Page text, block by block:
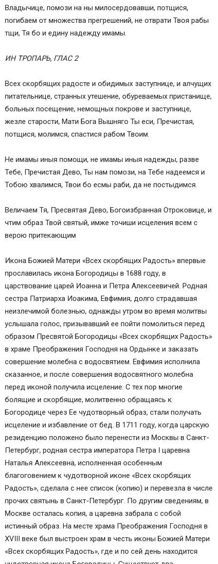
Владычице, помози на ны милосердовавши, потщися,
погибаем от множества прегрешений, не отврати Твоя рабы
тщи, Тя бо и едину надежду имамы.
ИН ТРОПАРЬ, ГЛАС 2
Всех скорбящих радосте и обидимых заступнице, и алчущих
питательнице, странных утешение, обуреваемых пристанище,
больных посещение, немощных покрове и заступнице,
жезле старости, Мати Бога Вышняго Ты еси, Пречистая,
потщися, молимся, спастися рабом Твоим.
Не имамы иныя помощи, не имамы иныя надежды, разве
Тебе, Пречистая Дево, Ты нам помози, на Тебе надеемся и
Тобою хвалимся, Твои бо есмы раби, да не постыдимся.
Величаем Тя, Пресвятая Дево, Богоизбранная Отроковице, и
чтим образ Твой святый, имже точиши исцеления всем с
верою притекающим
Икона Божией Матери «Всех скорбящих Радость» впервые
прославилась икона Богородицы в 1688 году, в
царствование царей Иоанна и Петра Алексеевичей. Родная
сестра Патриарха Иоакима, Евфимия, долго страдавшая
неизлечимой болезнью, однажды утром во время молитвы
услышала голос, призывавший ее пойти помолиться перед
образом Пресвятой Богородицы «Всех скорбящих Радость»
в храме Преображения Господня на Ордынке и заказать
совершение молебна с водосвятием. Евфимия исполнила
сказанное, и после совершения водосвятного молебна
перед иконой получила исцеление. С тех пор многие
болящие и скорбящие, молитвенно обращаясь к
Богородице через Ее чудотворный образ, стали получать
исцеление и избавление от бед. В 1711 году, когда царскую
резиденцию положено было перенести из Москвы в Санкт-
Петербург, родная сестра императора Петра I царевна
Наталья Алексеевна, исполненная особенным
благоговением к чудотворной иконе «Всех скорбящих
Радость», сделала с нее список (копию) и перевезла в числе
прочих святынь в Санкт-Петербург. По другим сведениям, в
Москве осталась копия, а царевна забрала с собой
истинный образ. На месте храма Преображения Господня в
XVIII веке был выстроен храм в честь иконы Божией Матери
«Всех скорбящих Радость», где и по сей день находится